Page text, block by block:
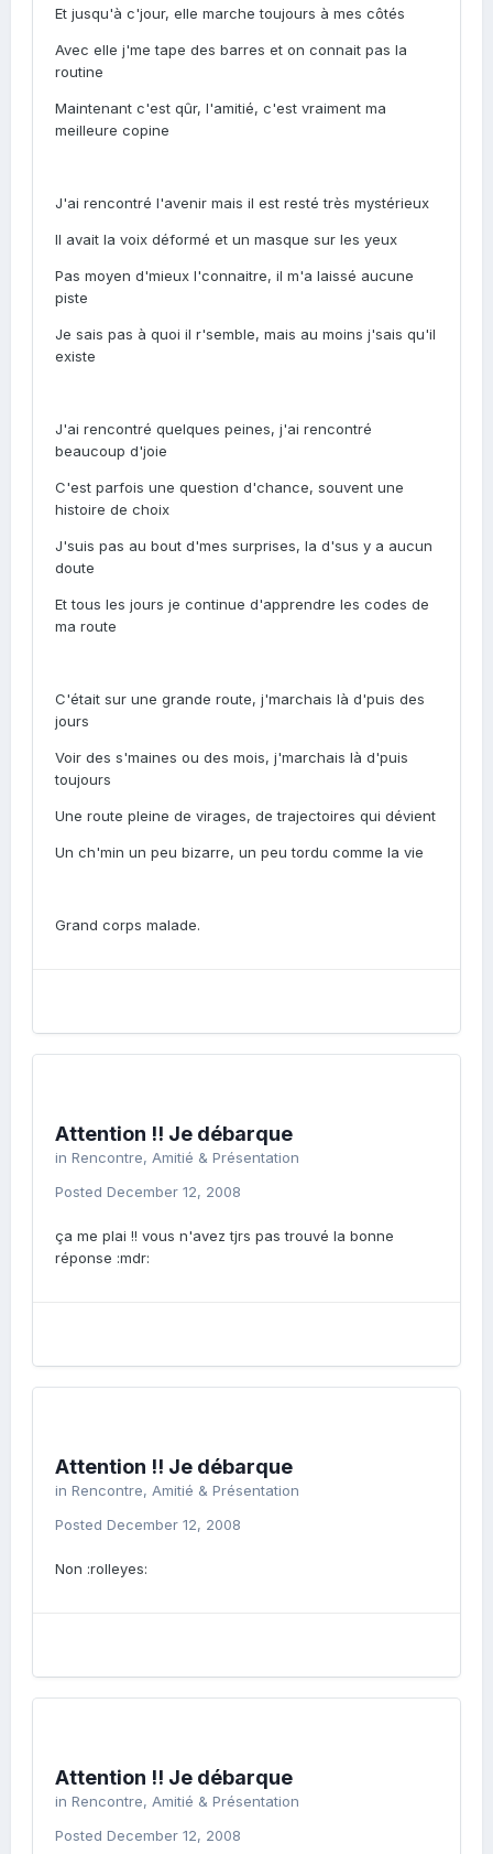
Et jusqu'à c'jour, elle marche toujours à mes côtés
Avec elle j'me tape des barres et on connait pas la
routine
Maintenant c'est qûr, l'amitié, c'est vraiment ma
meilleure copine
J'ai rencontré l'avenir mais il est resté très mystérieux
Il avait la voix déformé et un masque sur les yeux
Pas moyen d'mieux l'connaitre, il m'a laissé aucune
piste
Je sais pas à quoi il r'semble, mais au moins j'sais qu'il
existe
J'ai rencontré quelques peines, j'ai rencontré
beaucoup d'joie
C'est parfois une question d'chance, souvent une
histoire de choix
J'suis pas au bout d'mes surprises, la d'sus y a aucun
doute
Et tous les jours je continue d'apprendre les codes de
ma route
C'était sur une grande route, j'marchais là d'puis des
jours
Voir des s'maines ou des mois, j'marchais là d'puis
toujours
Une route pleine de virages, de trajectoires qui dévient
Un ch'min un peu bizarre, un peu tordu comme la vie
Grand corps malade.
Attention !! Je débarque
in Rencontre, Amitié & Présentation
Posted December 12, 2008
ça me plai !! vous n'avez tjrs pas trouvé la bonne
réponse :mdr:
Attention !! Je débarque
in Rencontre, Amitié & Présentation
Posted December 12, 2008
Non :rolleyes:
Attention !! Je débarque
in Rencontre, Amitié & Présentation
Posted December 12, 2008